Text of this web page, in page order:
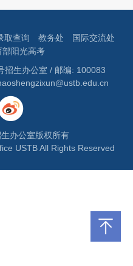
取查询 教务处
国际交流处
部阳光高考
招生办公室 / 邮编: 100083
办公室版权所有
USTB All Rights Reserved